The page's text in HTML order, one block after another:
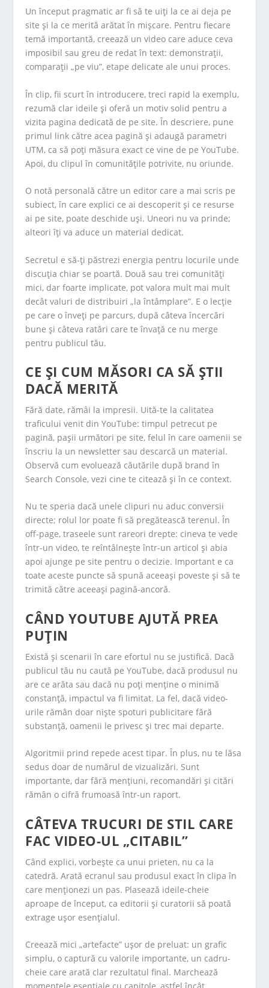
Un început pragmatic ar fi să te uiți la ce ai deja pe
site și la ce merită arătat în mișcare. Pentru fiecare
temă importantă, creează un video care aduce ceva
imposibil sau greu de redat în text: demonstrații,
comparații „pe viu”, etape delicate ale unui proces.
În clip, fii scurt în introducere, treci rapid la exemplu,
rezumă clar ideile și oferă un motiv solid pentru a
vizita pagina dedicată de pe site. În descriere, pune
primul link către acea pagină și adaugă parametri
UTM, ca să poți măsura exact ce vine de pe YouTube.
Apoi, du clipul în comunitățile potrivite, nu oriunde.
O notă personală către un editor care a mai scris pe
subiect, în care explici ce ai descoperit și ce resurse
ai pe site, poate deschide uși. Uneori nu va prinde;
alteori îți va aduce un material dedicat.
Secretul e să-ți păstrezi energia pentru locurile unde
discuția chiar se poartă. Două sau trei comunități
mici, dar foarte implicate, pot valora mult mai mult
decât valuri de distribuiri „la întâmplare”. E o lecție
pe care o înveți pe parcurs, după câteva încercări
bune și câteva ratări care te învață ce nu merge
pentru publicul tău.
CE ȘI CUM MĂSORI CA SĂ ȘTII
DACĂ MERITĂ
Fără date, rămâi la impresii. Uită-te la calitatea
traficului venit din YouTube: timpul petrecut pe
pagină, pașii următori pe site, felul în care oamenii se
înscriu la un newsletter sau descarcă un material.
Observă cum evoluează căutările după brand în
Search Console, vezi cine te citează și în ce context.
Nu te speria dacă unele clipuri nu aduc conversii
directe; rolul lor poate fi să pregătească terenul. În
off-page, traseele sunt rareori drepte: cineva te vede
într-un video, te reîntâlnește într-un articol și abia
apoi ajunge pe site pentru o decizie. Important e ca
toate aceste puncte să spună aceeași poveste și să te
trimită către aceeași pagină-ancoră.
CÂND YOUTUBE AJUTĂ PREA
PUȚIN
Există și scenarii în care efortul nu se justifică. Dacă
publicul tău nu caută pe YouTube, dacă produsul nu
are ce arăta sau dacă nu poți menține o minimă
constanță, impactul va fi limitat. La fel, dacă video-
urile rămân doar niște spoturi publicitare fără
substanță, oamenii le privesc și trec mai departe.
Algoritmii prind repede acest tipar. În plus, nu te lăsa
sedus doar de numărul de vizualizări. Sunt
importante, dar fără mențiuni, recomandări și citări
rămân o cifră frumoasă într-un raport.
CÂTEVA TRUCURI DE STIL CARE
FAC VIDEO-UL „CITABIL”
Când explici, vorbește ca unui prieten, nu ca la
catedră. Arată ecranul sau produsul exact în clipa în
care menționezi un pas. Plasează ideile-cheie
aproape de început, ca editorii și curatorii să poată
extrage ușor esențialul.
Creează mici „artefacte” ușor de preluat: un grafic
simplu, o captură cu valorile importante, un cadru-
cheie care arată clar rezultatul final. Marchează